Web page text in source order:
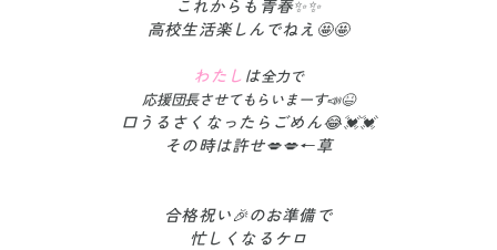
これからも青春✨✨
高校生活楽しんでねえ🤩🤩
わたし は全力で
応援団長させてもらいまーす📣😆
口うるさくなったらごめん😂💓💓
その時は許せ💋💋←草
合格祝い🎉のお準備で
忙しくなるケロ